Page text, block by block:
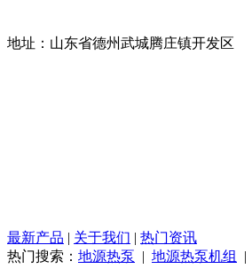
地址：山东省德州武城腾庄镇开发区
最新产品 | 关于我们 | 热门资讯
热门搜索： 地源热泵 | 地源热泵机组 |